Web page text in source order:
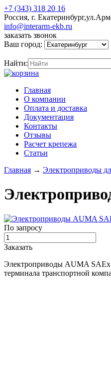
+7 (343) 318 20 16
Россия, г.
info@interarm-ekb.ru
заказать звонок
Ваш город:
Найти:
Главная
О компании
Оплата и доставка
Документация
Контакты
Отзывы
Расчет крепежа
Статьи
Главная → Электроприводы
По запросу
Заказать
Электроприводы AUMA SAEx
терминала транспортной